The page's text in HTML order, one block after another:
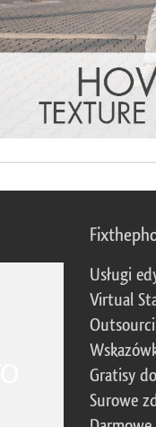
Usługi
Virtual
Gratisy
Surowe